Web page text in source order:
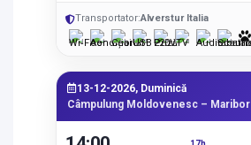
Transportator:Alverstur Italia
13-12-2026, Duminică
Câmpulung Moldovenesc – Maribor